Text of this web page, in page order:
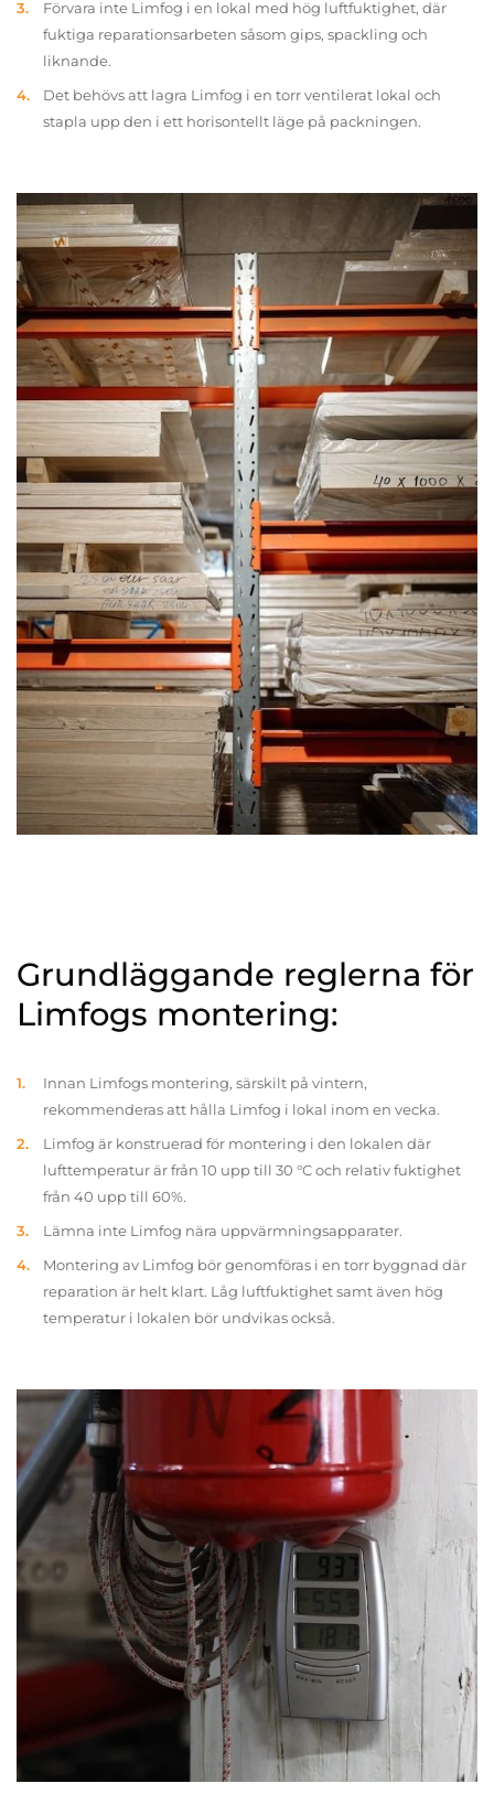
Förvara inte Limfog i en lokal med hög luftfuktighet, där
fuktiga reparationsarbeten såsom gips, spackling och
liknande.
Det behövs att lagra Limfog i en torr ventilerat lokal och
stapla upp den i ett horisontellt läge på packningen.
Grundläggande reglerna för
Limfogs montering:
Innan Limfogs montering, särskilt på vintern,
rekommenderas att hålla Limfog i lokal inom en vecka.
Limfog är konstruerad för montering i den lokalen där
lufttemperatur är från 10 upp till 30 °C och relativ fuktighet
från 40 upp till 60%.
Lämna inte Limfog nära uppvärmningsapparater.
Montering av Limfog bör genomföras i en torr byggnad där
reparation är helt klart. Låg luftfuktighet samt även hög
temperatur i lokalen bör undvikas också.